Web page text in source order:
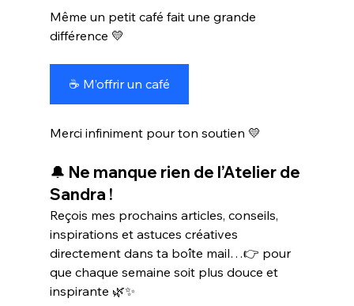
Même un petit café fait une grande
différence 💛
☕ M’offrir un café
Merci infiniment pour ton soutien 💛
🔔 Ne manque rien de l’Atelier de
Sandra !
Reçois mes prochains articles, conseils,
inspirations et astuces créatives
directement dans ta boîte mail…👉 pour
que chaque semaine soit plus douce et
inspirante 🌿✨